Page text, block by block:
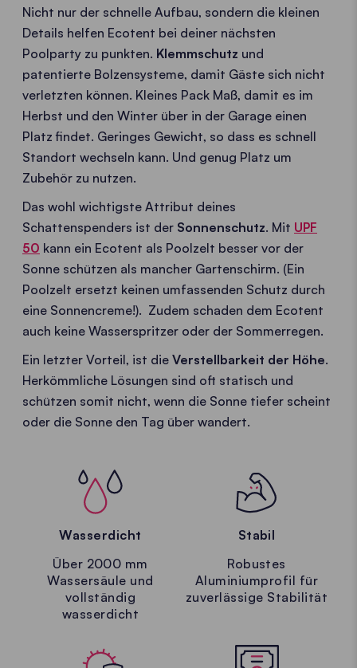
Nicht nur der schnelle Aufbau, sondern die kleinen
Details helfen Ecotent bei deiner nächsten
Poolparty zu punkten. Klemmschutz und
patentierte Bolzensysteme, damit Gäste sich nicht
verletzten können. Kleines Pack Maß, damit es im
Herbst und den Winter über in der Garage einen
Platz findet. Geringes Gewicht, so dass es schnell
Standort wechseln kann. Und genug Platz um
Zubehör zu nutzen.
Das wohl wichtigste Attribut deines
Schattenspenders ist der Sonnenschutz. Mit UPF
50 kann ein Ecotent als Poolzelt besser vor der
Sonne schützen als mancher Gartenschirm. (Ein
Poolzelt ersetzt keinen umfassenden Schutz durch
eine Sonnencreme!). Zudem schaden dem Ecotent
auch keine Wasserspritzer oder der Sommerregen.
Ein letzter Vorteil, ist die Verstellbarkeit der Höhe.
Herkömmliche Lösungen sind oft statisch und
schützen somit nicht, wenn die Sonne tiefer scheint
oder die Sonne den Tag über wandert.
Wasserdicht
Über 2000 mm
Wassersäule und
vollständig
wasserdicht
Stabil
Robustes
Aluminiumprofil für
zuverlässige Stabilität